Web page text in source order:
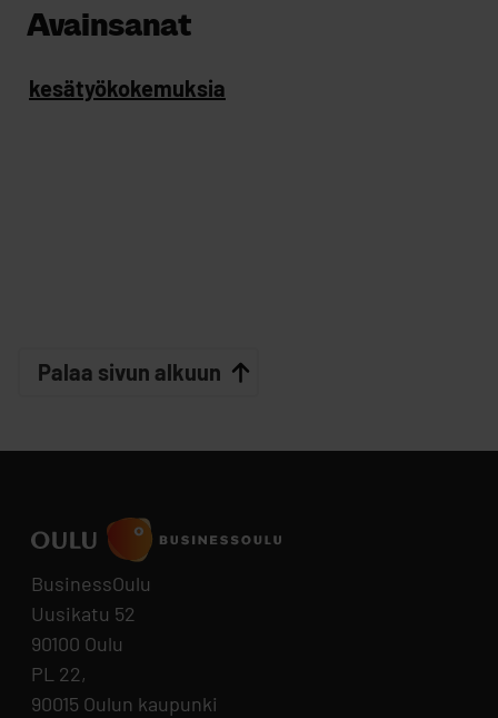
Avainsanat
kesätyökokemuksia
Palaa sivun alkuun
BusinessOulu
Uusikatu 52
90100 Oulu
PL 22,
90015 Oulun kaupunki